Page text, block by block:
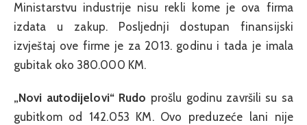
Ministarstvu industrije nisu rekli kome je ova firma
izdata u zakup. Posljednji dostupan finansijski
izvještaj ove firme je za 2013. godinu i tada je imala
gubitak oko 380.000 KM.
„Novi autodijelovi“ Rudo prošlu godinu završili su sa
gubitkom od 142.053 KM. Ovo preduzeće lani nije